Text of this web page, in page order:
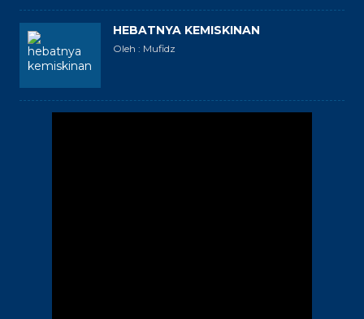
HEBATNYA KEMISKINAN
Oleh : Mufidz